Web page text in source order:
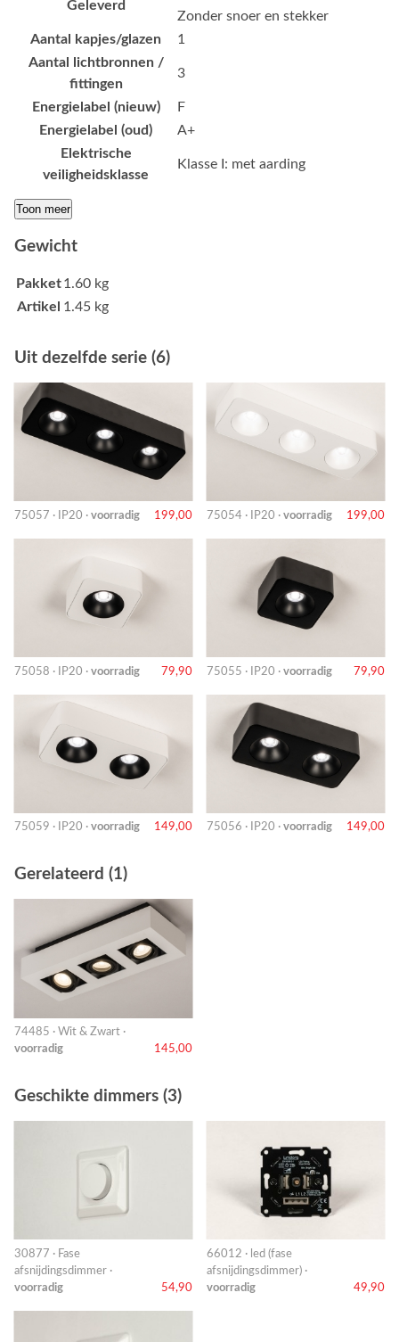
Geleverd
Zonder snoer en stekker
Aantal kapjes/glazen
1
Aantal lichtbronnen /
fittingen
3
Energielabel (nieuw)
F
Energielabel (oud)
A+
Elektrische
veiligheidsklasse
Klasse I: met aarding
Toon meer
Gewicht
Pakket1.60 kg
Artikel 1.45 kg
Uit dezelfde serie (6)
75057 · IP20 · voorradig 199,00 75054 · IP20 · voorradig 199,00
75058 · IP20 · voorradig 79,90 75055 · IP20 · voorradig 79,90
75059 · IP20 · voorradig 149,00 75056 · IP20 · voorradig 149,00
Gerelateerd (1)
74485 · Wit & Zwart ·
voorradig
145,00
Geschikte dimmers (3)
30877 · Fase
afsnijdingsdimmer ·
voorradig
54,90
66012 · led (fase
afsnijdingsdimmer) ·
voorradig
49,90